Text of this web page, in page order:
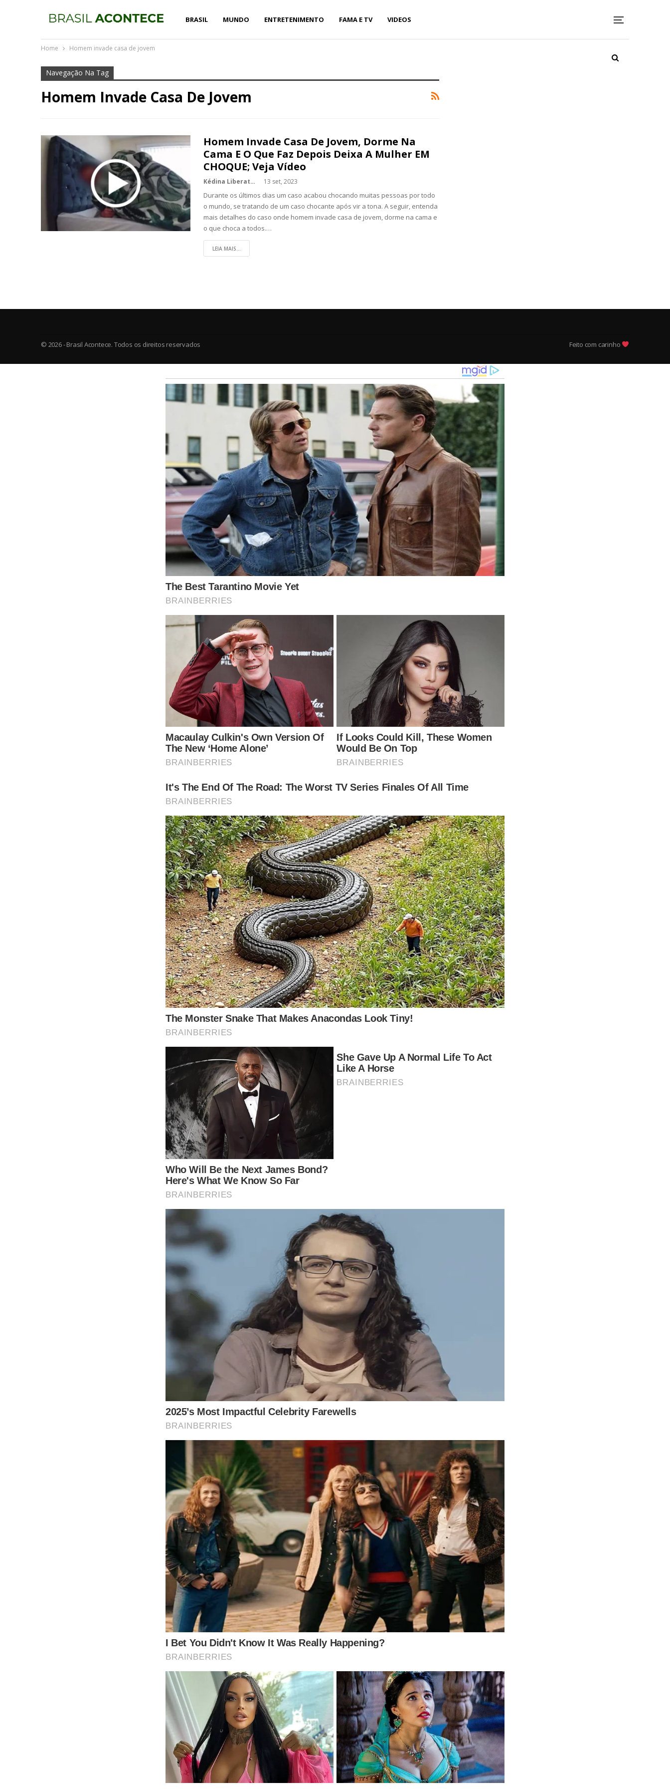
BRASIL MUNDO ENTRETENIMENTO FAMA E TV VIDEOS
Home Homem invade casa de jovem
Navegação Na Tag
Homem Invade Casa De Jovem
Homem Invade Casa De Jovem, Dorme Na
Cama E O Que Faz Depois Deixa A Mulher EM
CHOQUE; Veja Vídeo
Kédina Liberato 13 set, 2023
Durante os últimos dias um caso acabou chocando muitas pessoas por todo
o mundo, se tratando de um caso chocante após vir a tona. A seguir, entenda
mais detalhes do caso onde homem invade casa de jovem, dorme na cama e
o que choca a todos.…
LEIA MAIS...
© 2026 - Brasil Acontece. Todos os direitos reservados Feito com carinho